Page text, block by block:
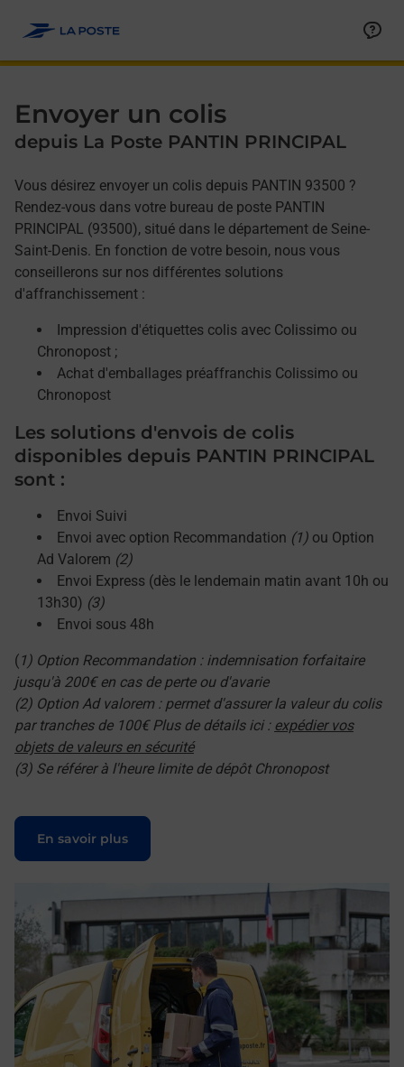
Envoyer un colis
depuis La Poste PANTIN PRINCIPAL
Vous désirez envoyer un colis depuis PANTIN 93500 ?
Rendez-vous dans votre bureau de poste PANTIN
PRINCIPAL (93500), situé dans le département de Seine-
Saint-Denis. En fonction de votre besoin, nous vous
conseillerons sur nos différentes solutions
d'affranchissement :
Impression d'étiquettes colis avec Colissimo ou
Chronopost ;
Achat d'emballages préaffranchis Colissimo ou
Chronopost
Les solutions d'envois de colis
disponibles depuis PANTIN PRINCIPAL
sont :
Envoi Suivi
Envoi avec option Recommandation (1) ou Option
Ad Valorem (2)
Envoi Express (dès le lendemain matin avant 10h ou
13h30) (3)
Envoi sous 48h
( 1) Option Recommandation : indemnisation forfaitaire
jusqu'à 200€ en cas de perte ou d'avarie
(2) Option Ad valorem : permet d'assurer la valeur du colis
par tranches de 100€ Plus de détails ici : expédier vos
objets de valeurs en sécurité
(3) Se référer à l'heure limite de dépôt Chronopost
En savoir plus
Le lien s'ouvre dans un nouvel onglet